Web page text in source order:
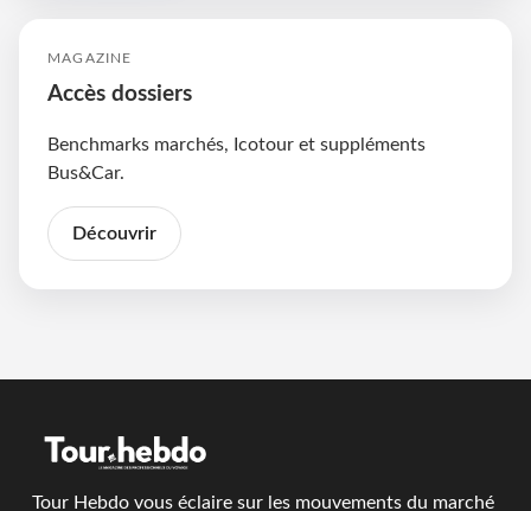
MAGAZINE
Accès dossiers
Benchmarks marchés, Icotour et suppléments
Bus&Car.
Découvrir
Tour Hebdo vous éclaire sur les mouvements du marché